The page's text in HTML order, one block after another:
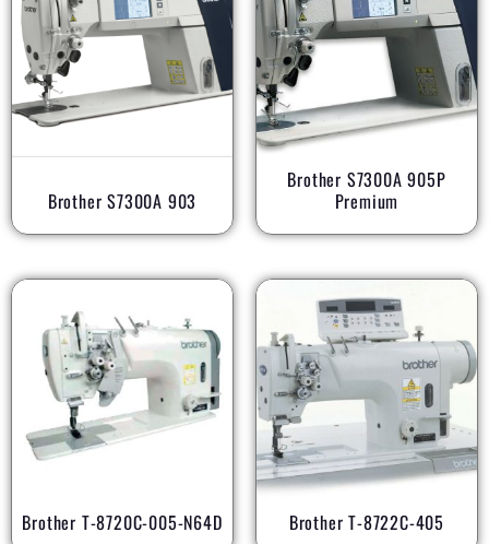
Brother S7300A 903
Brother S7300A 905P
Premium
Brother T-8720C-005-N64D Brother T-8722C-405